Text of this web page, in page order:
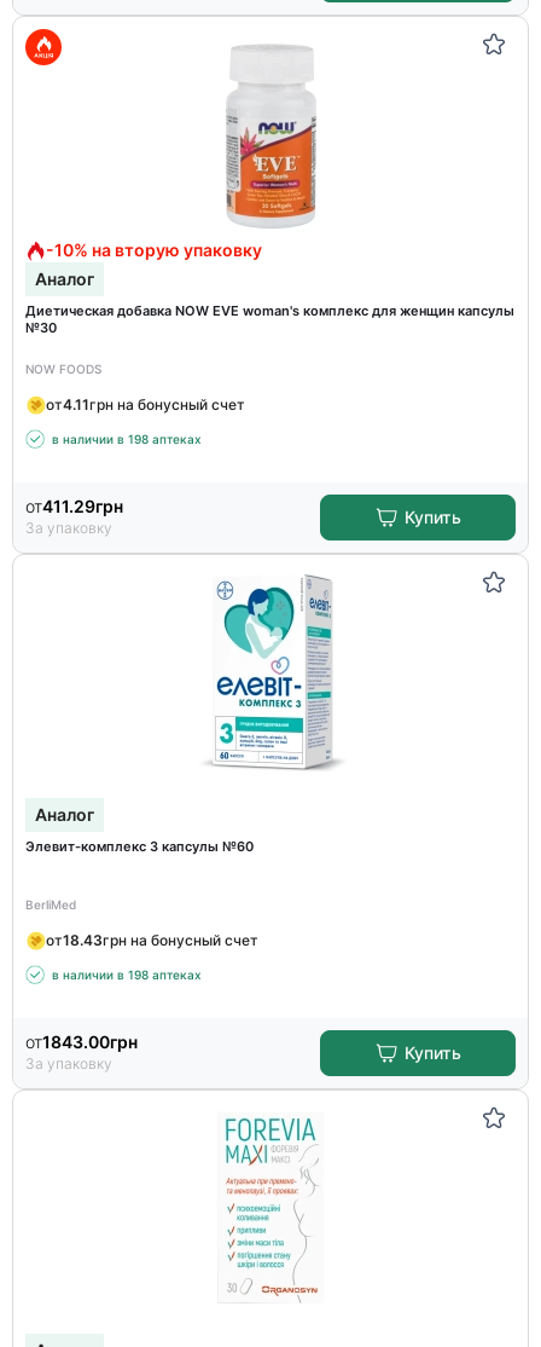
-10% на вторую упаковку
Аналог
Диетическая добавка NOW EVE woman's комплекс для женщин капсулы
№30
NOW FOODS
от4.11грн на бонусный счет
в наличии в 198 аптеках
от411.29грн
За упаковку
Купить
Аналог
Элевит-комплекс 3 капсулы №60
BerliMed
от18.43грн на бонусный счет
в наличии в 198 аптеках
от1843.00грн
За упаковку
Купить